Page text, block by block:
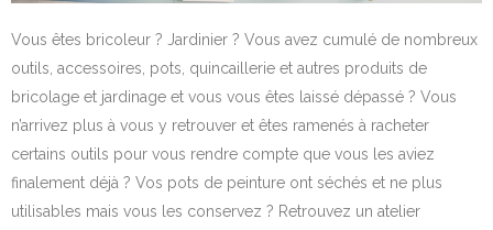
Vous êtes bricoleur ? Jardinier ? Vous avez cumulé de nombreux
outils, accessoires, pots, quincaillerie et autres produits de
bricolage et jardinage et vous vous êtes laissé dépassé ? Vous
n’arrivez plus à vous y retrouver et êtes ramenés à racheter
certains outils pour vous rendre compte que vous les aviez
finalement déjà ? Vos pots de peinture ont séchés et ne plus
utilisables mais vous les conservez ? Retrouvez un atelier